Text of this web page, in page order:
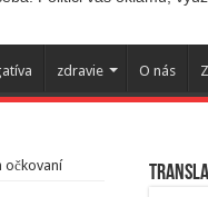
zdravie O nás
očkovaní